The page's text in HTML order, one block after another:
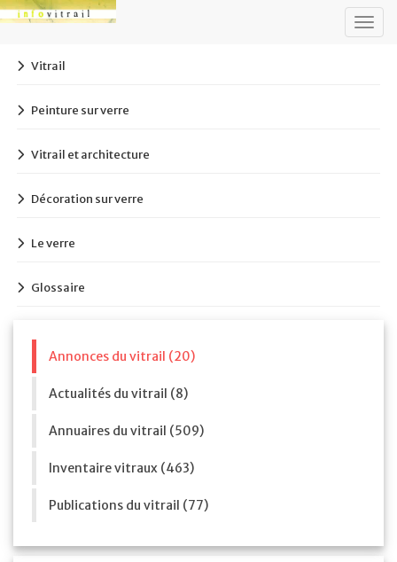
Vitrail
Peinture sur verre
Vitrail et architecture
Décoration sur verre
Le verre
Glossaire
Annonces du vitrail (20)
Actualités du vitrail (8)
Annuaires du vitrail (509)
Inventaire vitraux (463)
Publications du vitrail (77)